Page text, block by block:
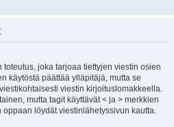
joka tarjoaa tiettyjen viestin osien
käytöstä päättää ylläpitäjä, mutta se
viestin kirjoituslomakkeella.
mutta tagit käyttävät < ja > merkkien
löydät viestinlähetyssivun kautta.